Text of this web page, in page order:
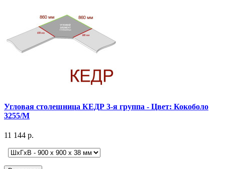
Угловая столешница КЕДР 3-я группа - Цвет: Кокоболо
3255/М
11 144 р.